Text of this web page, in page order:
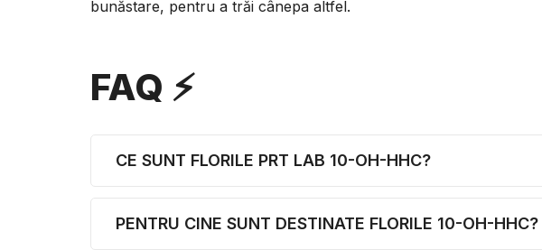
bunăstare, pentru a trăi cânepa altfel.
FAQ ⚡
CE SUNT FLORILE PRT LAB 10-OH-HHC?
PENTRU CINE SUNT DESTINATE FLORILE 10-OH-HHC?